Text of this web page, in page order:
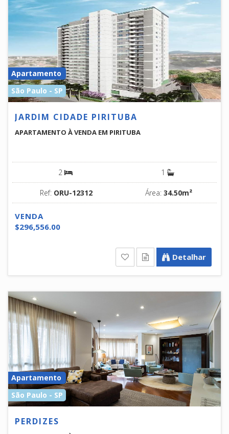
Apartamento
São Paulo - SP
JARDIM CIDADE PIRITUBA
APARTAMENTO À VENDA EM PIRITUBA
2 1
Ref: ORU-12312 Área: 34.50m²
VENDA
$296,556.00
Detalhar
Apartamento
São Paulo - SP
PERDIZES